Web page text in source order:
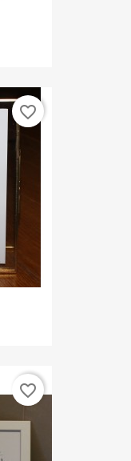
favorite_border
favorite_border